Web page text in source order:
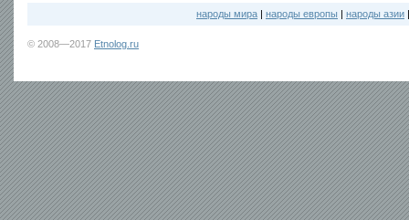
народы мира | народы европы | народы азии
© 2008—2017 Etnolog.ru